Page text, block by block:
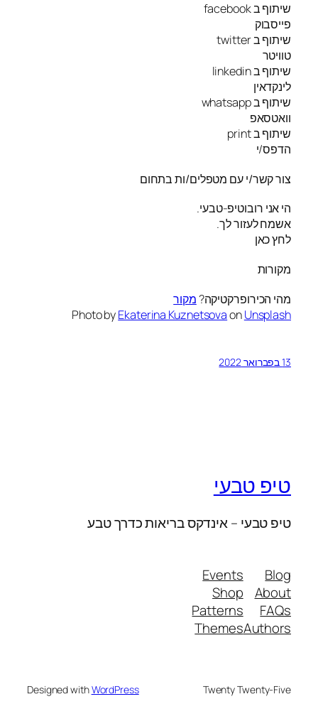
שיתוף ב facebook
פייסבוק
שיתוף ב twitter
טוויטר
שיתוף ב linkedin
לינקדאין
שיתוף ב whatsapp
וואטסאפ
שיתוף ב print
הדפס/י
צור קשר/י עם מטפלים/ות בתחום
הי אני רובוטיפ-טבעי.
אשמח לעזור לך.
לחץ כאן
מקורות
מהי הכירופרקטיקה? מקור
Photo byEkaterina KuznetsovaonUnsplash
13 בפברואר 2022
טיפ טבעי
טיפ טבעי – אינדקס בריאות כדרך טבע
Blog
About
FAQs
Authors
Events
Shop
Patterns
Themes
Twenty Twenty-Five
Designed withWordPress